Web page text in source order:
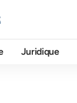
Juridique